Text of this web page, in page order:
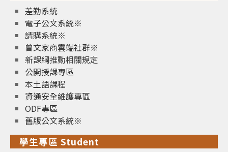
差勤系統
電子公文系統※
請購系統※
曾文家商雲端社群※
新課綱推動相關規定
公開授課專區
本土語課程
資通安全維護專區
ODF專區
舊版公文系統※
學生專區 Student